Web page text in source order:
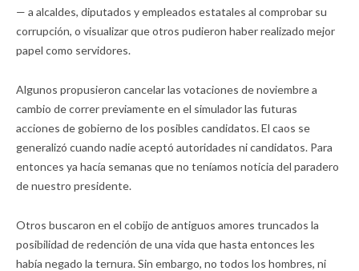
— a alcaldes, diputados y empleados estatales al comprobar su
corrupción, o visualizar que otros pudieron haber realizado mejor
papel como servidores.
Algunos propusieron cancelar las votaciones de noviembre a
cambio de correr previamente en el simulador las futuras
acciones de gobierno de los posibles candidatos. El caos se
generalizó cuando nadie aceptó autoridades ni candidatos. Para
entonces ya hacía semanas que no teníamos noticia del paradero
de nuestro presidente.
Otros buscaron en el cobijo de antiguos amores truncados la
posibilidad de redención de una vida que hasta entonces les
había negado la ternura. Sin embargo, no todos los hombres, ni